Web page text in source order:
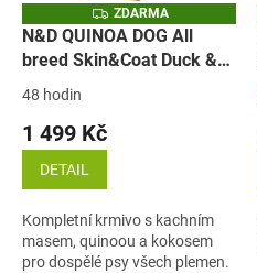
Z
D
A
R
ZDARMA
N&D QUINOA DOG All
breed Skin&Coat Duck &
Coconut (kachna a kokos)
48 hodin
1 499 Kč
DETAIL
Kompletní krmivo s kachním
masem, quinoou a kokosem
pro dospělé psy všech plemen.